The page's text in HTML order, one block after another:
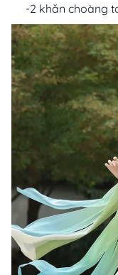
-2 khăn choàng